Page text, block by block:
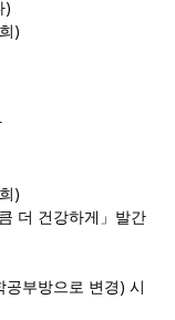
)
)
)
더 건강하게」발간
공부방으로 변경) 시